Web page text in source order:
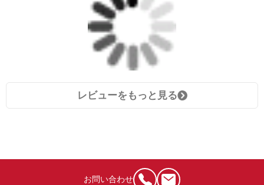
レビューをもっと見る
お問い合わせ